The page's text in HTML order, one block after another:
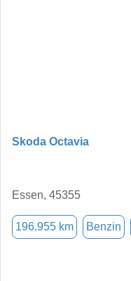
Skoda Octavia
Essen, 45355
196.955 km Benzin